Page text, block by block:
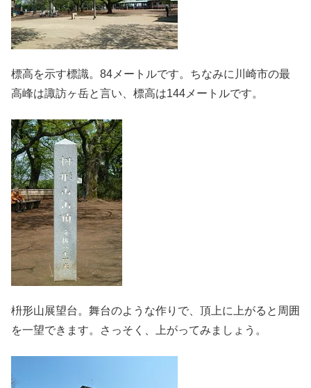
標高を示す標識。84メートルです。ちなみに川崎市の最
高峰は諏訪ヶ岳と言い、標高は144メートルです。
枡形山展望台。舞台のような作りで、頂上に上がると周囲
を一望できます。さっそく、上がってみましょう。